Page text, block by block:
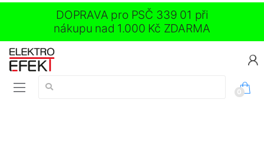
DOPRAVA pro PSČ 339 01 při
nákupu nad 1.000 Kč ZDARMA
Vyhledávání:
0